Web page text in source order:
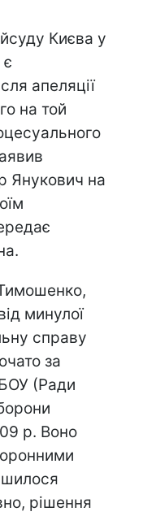
Києва у
апеляції
на той
Янукович на
минулої
справу
за
(Ради
р. Воно
рішення